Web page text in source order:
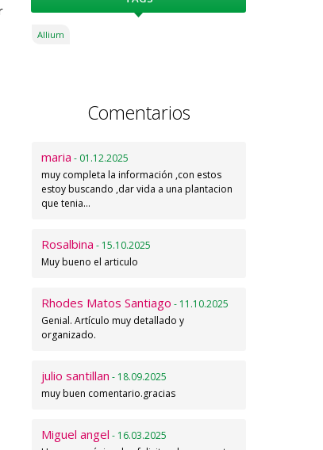
Allium
Comentarios
maria - 01.12.2025
muy completa la información ,con estos
estoy buscando ,dar vida a una plantacion
que tenia…
Rosalbina - 15.10.2025
Muy bueno el articulo
Rhodes Matos Santiago - 11.10.2025
Genial. Artículo muy detallado y
organizado.
julio santillan - 18.09.2025
muy buen comentario.gracias
Miguel angel - 16.03.2025